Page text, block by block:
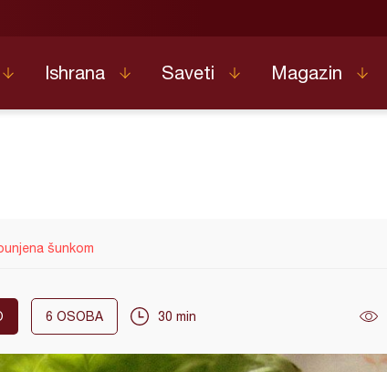
Ishrana Saveti Magazin
šunkom
6 OSOBA 30 min